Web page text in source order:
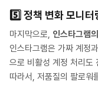
5️⃣ 정책 변화 모니터
마지막으로, 인스타그램
인스타그램은 가짜 계정
으로 비활성 계정 처리도
따라서, 저품질의 팔로워